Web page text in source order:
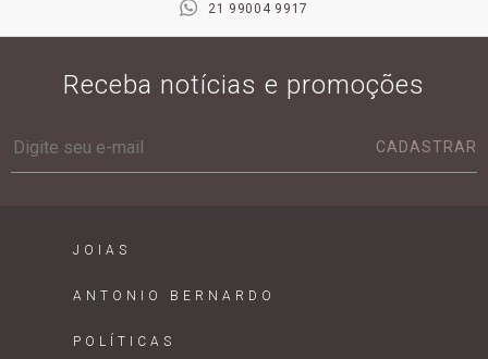
21 99004 9917
Receba notícias e promoções
CADASTRAR
JOIAS
ANTONIO BERNARDO
POLÍTICAS